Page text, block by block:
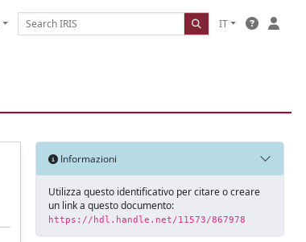
IT
Informazioni
Utilizza questo identificativo per citare o creare
un link a questo documento:
https://hdl.handle.net/11573/867978